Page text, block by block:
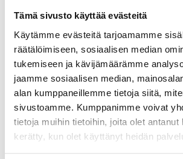
Tämä sivusto käyttää evästeitä
Käytämme evästeitä tarjoamamme
räätälöimiseen, sosiaalisen median
tukemiseen ja kävijämäärämme
jaamme sosiaalisen median,
alan kumppaneillemme tietoja siitä,
sivustoamme. Kumppanimme voivat
tietoja muihin tietoihin, joita olet antanut
kerätty, kun olet käyttänyt heidän
käytössä myös kolmen muun korkeakoulun
– Sähkön ratkaiseva rooli
mahdollisuuden nostaa Suomi kehityksen
työpaikkoja ja hyvinvointia yhteiskuntaan.
– Monivuotisella rahoituksella haluamme
tunnistamaan varhain keskeiset tutkimus- ja
tarjoamaan hankkeiden tulokset laajempaan
sanoo.